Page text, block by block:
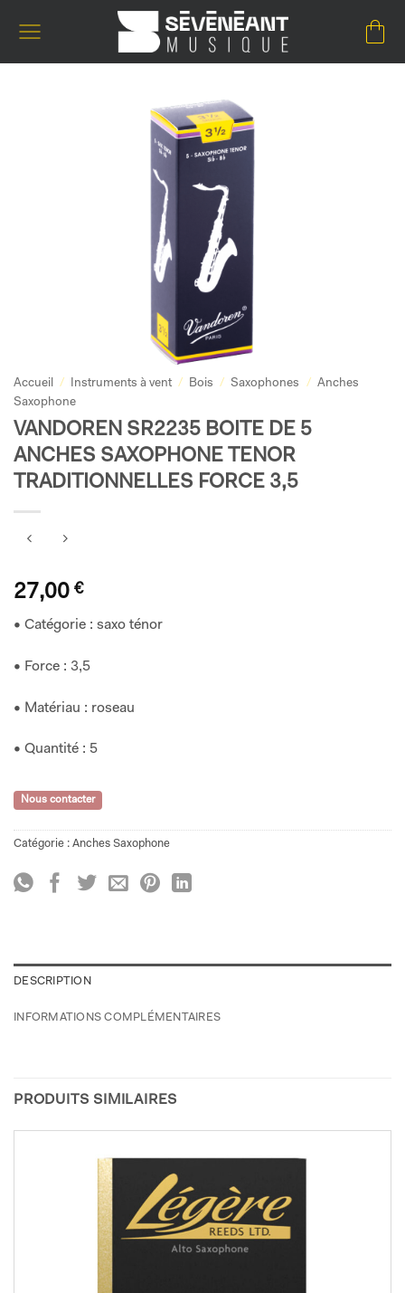
Accueil / Instruments à vent / Bois / Saxophones / Anches
Saxophone
VANDOREN SR2235 BOITE DE 5
ANCHES SAXOPHONE TENOR
TRADITIONNELLES FORCE 3,5
27,00 €
• Catégorie : saxo ténor
• Force : 3,5
• Matériau : roseau
• Quantité : 5
Nous contacter
Catégorie : Anches Saxophone
DESCRIPTION
INFORMATIONS COMPLÉMENTAIRES
PRODUITS SIMILAIRES